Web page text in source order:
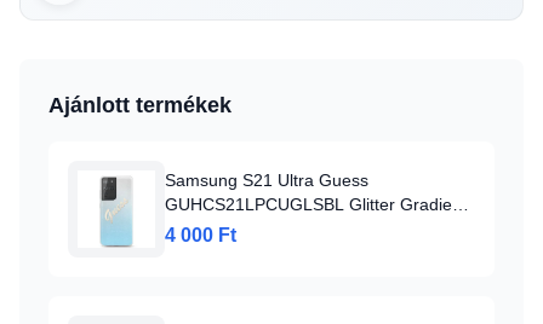
Ajánlott termékek
Samsung S21 Ultra Guess
GUHCS21LPCUGLSBL Glitter Gradient
Vintage tok flitteres világoskék
4 000 Ft